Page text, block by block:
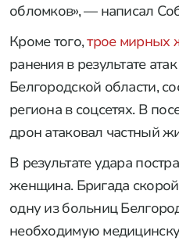
обломков», — написал
Кроме того,трое мирных
ранения в результате
Белгородской области,
региона в соцсетях. В
дрон атаковал частный
В результате удара
женщина. Бригада
одну из больниц
необходимую